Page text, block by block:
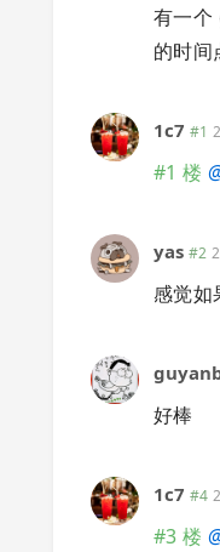
有一个
的时间
1c7 #1
#1 楼
yas #2
感觉
好棒
1c7 #4
#3 楼